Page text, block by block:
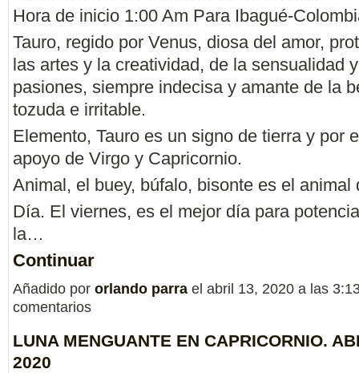
Hora de inicio 1:00 Am Para Ibagué-
Tauro, regido por Venus, diosa del amor,
las artes y la creatividad, de la sensualidad
pasiones, siempre indecisa y amante de la
tozuda e irritable.
Elemento, Tauro es un signo de tierra y por
apoyo de Virgo y Capricornio.
Animal, el buey, búfalo, bisonte es el animal
Día. El viernes, es el mejor día para
la…
Continuar
Añadido por orlando parra el abril 13, 2020 a las
comentarios
LUNA MENGUANTE EN CAPRICORNIO.
2020